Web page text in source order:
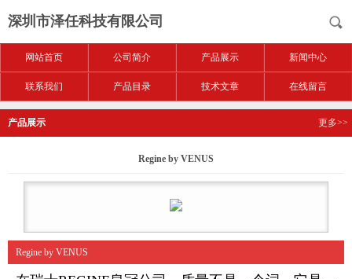
深圳市泽任科技有限公司
网站首页 公司简介 产品展示 新闻中心
联系我们 产品目录 技术文章 在线留言
产品展示 更多>>
Regine by VENUS
Regine by VENUS